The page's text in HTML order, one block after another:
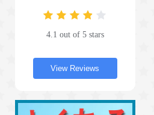
4.1 out of 5 stars
View Reviews